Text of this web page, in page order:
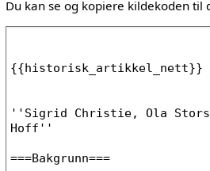
Du kan se og kopiere kildekoden til